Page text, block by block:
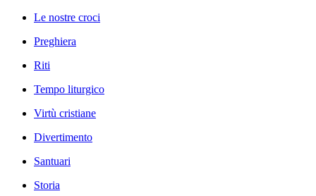
Le nostre croci
Preghiera
Riti
Tempo liturgico
Virtù cristiane
Divertimento
Santuari
Storia